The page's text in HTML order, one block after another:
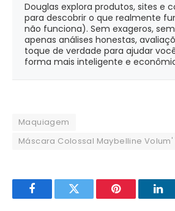
Douglas explora produtos, sites e
para descobrir o que realmente
não funciona). Sem exageros,
apenas análises honestas,
toque de verdade para ajudar
forma mais inteligente e
Maquiagem
Máscara Colossal Maybelline Volum'
FacebookTwitter Pinterest